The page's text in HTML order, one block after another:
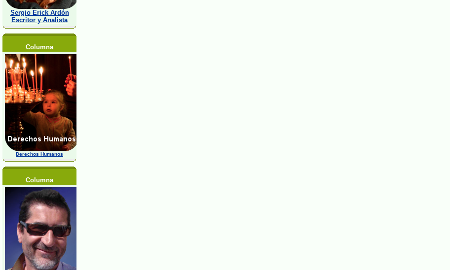
Sergio Erick Ardón
Escritor y Analista
Columna
Derechos Humanos
Columna